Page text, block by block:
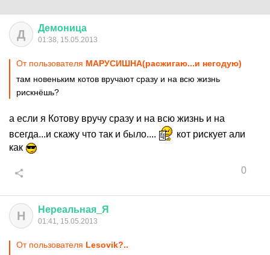
Д Демоница
01:38, 15.05.2013
От пользователя МАРУСИШНА(раcжигаю...и негодую)
там новеньким котов вручают сразу и на всю жизнь
рискнёшь?
а если я Котову вручу сразу и на всю жизнь и на
всегда...и скажу что так и было....
кот рискует али
как
0
Н Нереальная Я
01:41, 15.05.2013
От пользователя Lesovik?..